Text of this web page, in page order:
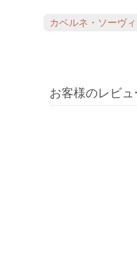
カベルネ・ソーヴ
お客様のレビュ